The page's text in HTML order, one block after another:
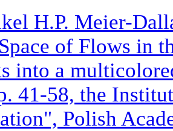
H.P. Meier-
of Flows in
into a
41-58, the
Polish